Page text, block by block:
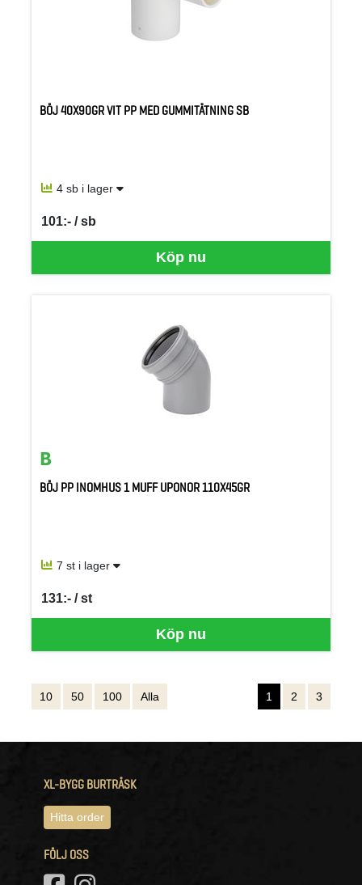
BÖJ 40X90GR VIT PP MED GUMMITÄTNING SB
4 sb i lager
Köp nu
101:- / sb
SEK per SB
BÖJ PP INOMHUS 1 MUFF UPONOR 110X45GR
7 st i lager
Köp nu
131:- / st
SEK per ST
10 50 100 Alla 1 2 3
XL-BYGG BURTRÄSK
Hitta order
FÖLJ OSS